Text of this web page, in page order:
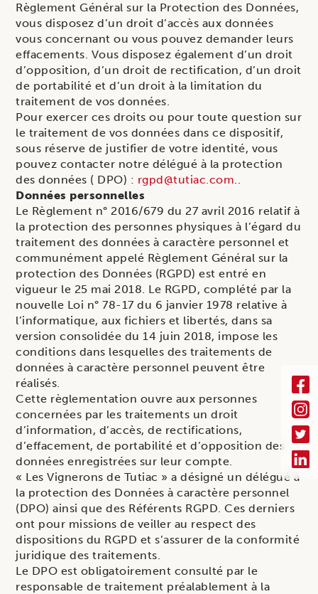
Règlement Général sur la Protection des Données,
vous disposez d’un droit d’accès aux données
vous concernant ou vous pouvez demander leurs
effacements. Vous disposez également d’un droit
d’opposition, d’un droit de rectification, d’un droit
de portabilité et d’un droit à la limitation du
traitement de vos données.
Pour exercer ces droits ou pour toute question sur
le traitement de vos données dans ce dispositif,
sous réserve de justifier de votre identité, vous
pouvez contacter notre délégué à la protection
des données ( DPO) : rgpd@tutiac.com..
Données personnelles
Le Règlement n° 2016/679 du 27 avril 2016 relatif à
la protection des personnes physiques à l’égard du
traitement des données à caractère personnel et
communément appelé Règlement Général sur la
protection des Données (RGPD) est entré en
vigueur le 25 mai 2018. Le RGPD, complété par la
nouvelle Loi n° 78-17 du 6 janvier 1978 relative à
l’informatique, aux fichiers et libertés, dans sa
version consolidée du 14 juin 2018, impose les
conditions dans lesquelles des traitements de
données à caractère personnel peuvent être
réalisés.
Cette règlementation ouvre aux personnes
concernées par les traitements un droit
d’information, d’accès, de rectifications,
d’effacement, de portabilité et d’opposition des
données enregistrées sur leur compte.
« Les Vignerons de Tutiac » a désigné un délégué à
la protection des Données à caractère personnel
(DPO) ainsi que des Référents RGPD. Ces derniers
ont pour missions de veiller au respect des
dispositions du RGPD et s’assurer de la conformité
juridique des traitements.
Le DPO est obligatoirement consulté par le
responsable de traitement préalablement à la